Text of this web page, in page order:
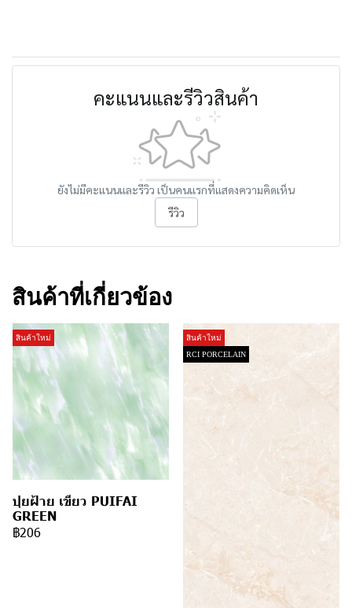
คะแนนและรีวิวสินค้า
ยังไม่มีคะแนนและรีวิว เป็นคนแรกที่แสดงความคิดเห็น
รีวิว
สินค้าที่เกี่ยวข้อง
สินค้าใหม่
ปุยฝ้าย เขียว PUIFAI
GREEN
฿206
สินค้าใหม่
RCI PORCELAIN